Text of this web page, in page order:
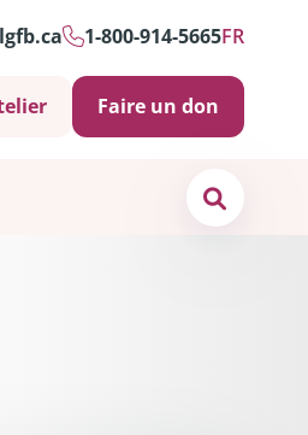
1-800-914-5665FR
Faire un don